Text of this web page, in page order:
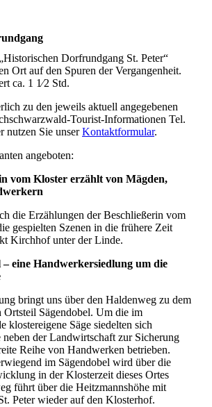
Dorfrundgang St. Peter“
Ort auf den Spuren der Vergangenheit.
ca. 1 1⁄2 Std.
zu den jeweils aktuell angegebenen
Tourist-Informationen Tel.
nutzen Sie unserKontaktformular.
angeboten:
vom Kloster erzählt von Mägden,
die Erzählungen der Beschließerin vom
gespielten Szenen in die frühere Zeit
Kirchhof unter der Linde.
– eine Handwerkersiedlung um die
bringt uns über den Haldenweg zu dem
Ortsteil Sägendobel. Um die im
klostereigene Säge siedelten sich
der Landwirtschaft zur Sicherung
Reihe von Handwerken betrieben.
im Sägendobel wird über die
in der Klosterzeit dieses Ortes
führt über die Heitzmannshöhe mit
Peter wieder auf den Klosterhof.